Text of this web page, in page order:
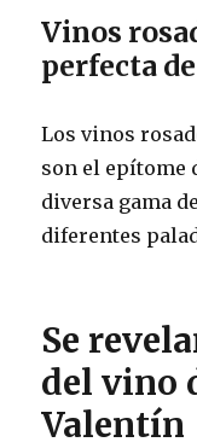
Vinos
perfecta
Los vinos
son el epítome
diversa gama
diferentes
Se
del vino
Valentín